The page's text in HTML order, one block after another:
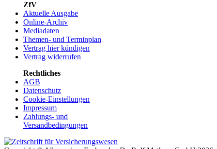
ZfV
Aktuelle Ausgabe
Online-Archiv
Mediadaten
Themen- und Terminplan
Vertrag hier kündigen
Vertrag widerrufen
Rechtliches
AGB
Datenschutz
Cookie-Einstellungen
Impressum
Zahlungs- und
Versandbedingungen